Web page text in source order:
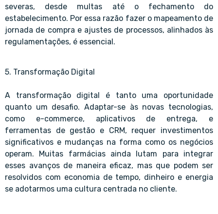
severas, desde multas até o fechamento do
estabelecimento. Por essa razão fazer o mapeamento de
jornada de compra e ajustes de processos, alinhados às
regulamentações, é essencial.
5. Transformação Digital
A transformação digital é tanto uma oportunidade
quanto um desafio. Adaptar-se às novas tecnologias,
como e-commerce, aplicativos de entrega, e
ferramentas de gestão e CRM, requer investimentos
significativos e mudanças na forma como os negócios
operam. Muitas farmácias ainda lutam para integrar
esses avanços de maneira eficaz, mas que podem ser
resolvidos com economia de tempo, dinheiro e energia
se adotarmos uma cultura centrada no cliente.